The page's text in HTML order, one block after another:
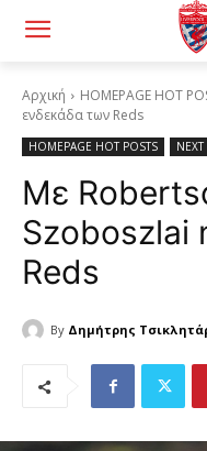
Αρχική HOMEPAGE HOT
ενδεκάδα των Reds
HOMEPAGE HOT POSTS
Με
Szoboszlai
Reds
By Δημήτρης